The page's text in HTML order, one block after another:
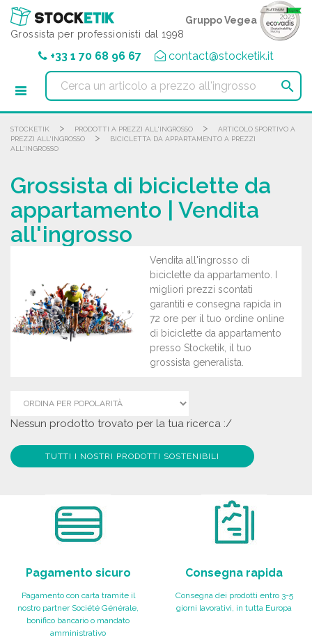
Grossista per professionisti dal 1998
Gruppo Vegea
+33 1 70 68 96 67 contact@stocketik.it

STOCKETIK > PRODOTTI A PREZZI ALL'INGROSSO >
ARTICOLO SPORTIVO A
PREZZI ALL'INGROSSO
>
BICICLETTA DA APPARTAMENTO A PREZZI
ALL'INGROSSO
Grossista di biciclette da
appartamento | Vendita
all'ingrosso
Vendita all'ingrosso di
biciclette da appartamento. I
migliori prezzi scontati
garantiti e consegna rapida in
72 ore per il tuo ordine online
di biciclette da appartamento
presso Stocketik, il tuo
grossista generalista.
Nessun prodotto trovato per la tua ricerca :/
TUTTI I NOSTRI PRODOTTI SOSTENIBILI
Pagamento sicuro
Pagamento con carta tramite il
nostro partner Société Générale,
bonifico bancario o mandato
amministrativo
Consegna rapida
Consegna dei prodotti entro 3-5
giorni lavorativi, in tutta Europa
Pannello di gestione dei cookies